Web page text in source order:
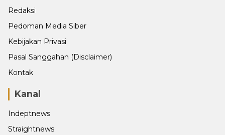
Redaksi
Pedoman Media Siber
Kebijakan Privasi
Pasal Sanggahan (Disclaimer)
Kontak
Kanal
Indeptnews
Straightnews